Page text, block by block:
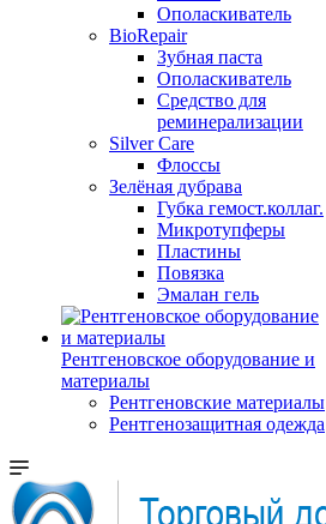
Ополаскиватель
BioRepair
Зубная паста
Ополаскиватель
Средство для
реминерализации
Silver Care
Флоссы
Зелёная дубрава
Губка гемост.коллаг.
Микротупферы
Пластины
Повязка
Эмалан гель
Рентгеновское оборудование и
материалы
Рентгеновские материалы
Рентгенозащитная одежда